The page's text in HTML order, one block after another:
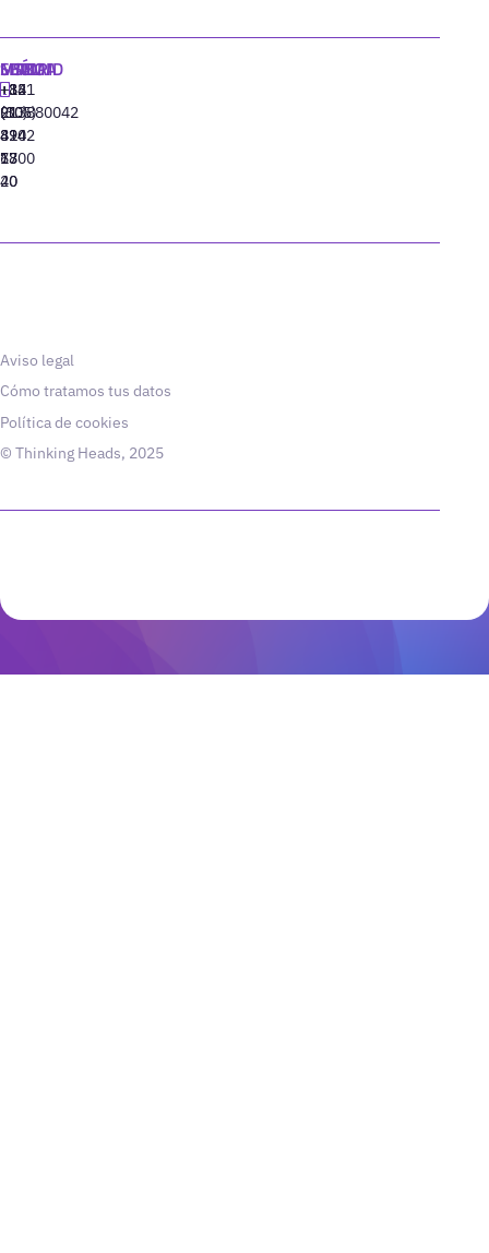
MADRID
+34
91
310
77
40
MIAMI
+1
(305)
424
13
20
SEÚL
+82
(10)
8942
6800
LISBOA
‪+351
213880042
Aviso legal
Cómo tratamos tus datos
Política de cookies
© Thinking Heads, 2025